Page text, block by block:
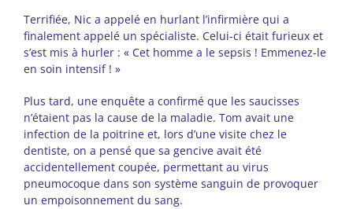
Terrifiée, Nic a appelé en hurlant l’infirmière qui a
finalement appelé un spécialiste. Celui-ci était furieux et
s’est mis à hurler : « Cet homme a le sepsis ! Emmenez-le
en soin intensif ! »
Plus tard, une enquête a confirmé que les saucisses
n’étaient pas la cause de la maladie. Tom avait une
infection de la poitrine et, lors d’une visite chez le
dentiste, on a pensé que sa gencive avait été
accidentellement coupée, permettant au virus
pneumocoque dans son système sanguin de provoquer
un empoisonnement du sang.